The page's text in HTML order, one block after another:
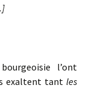
l’ont
exaltent tant les